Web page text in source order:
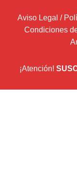
Aviso Legal /
Condiciones
¡Atención!